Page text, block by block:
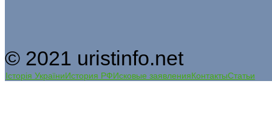
© 2021 uristinfo.net
Історія УкраїниИстория РФИсковые заявленияКонтактыСтатьи